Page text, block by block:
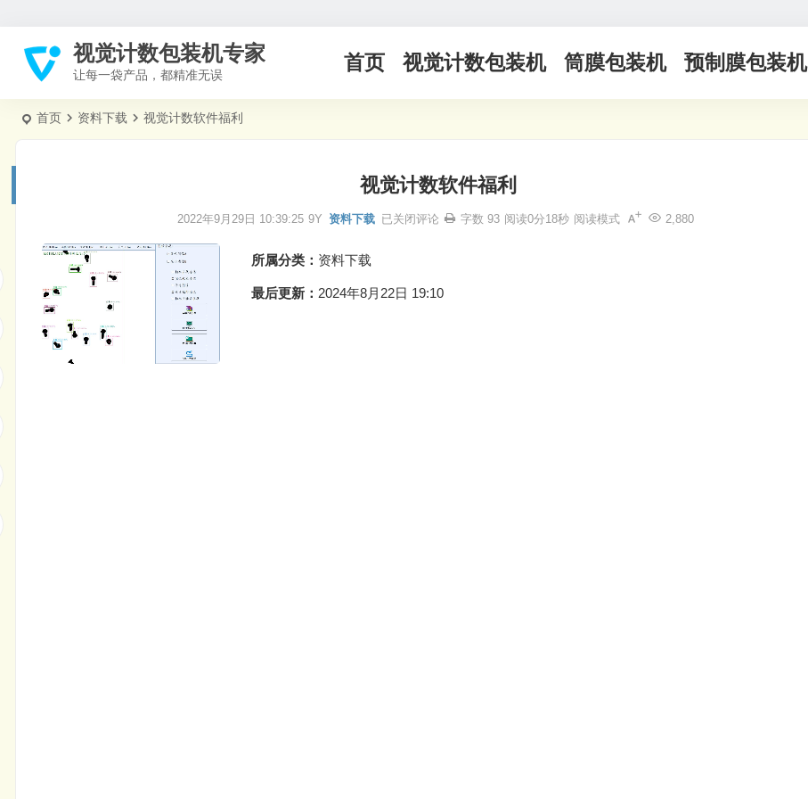
视觉计数包装机专家
让每一袋产品，都精准无误
首页 视觉计数包装机 筒膜包装机 预制膜包装机
首页 资料下载 视觉计数软件福利
视觉计数软件福利
2022年9月29日 10:39:25 9Y 资料下载 已关闭评论 2,880
字数 93 阅读0分18秒 阅读模式
所属分类： 资料下载
最后更新： 2024年8月22日 19:10